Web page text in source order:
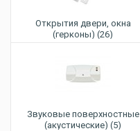
Открытия двери, окна
(герконы) (26)
Звуковые поверхностные
(акустические) (5)